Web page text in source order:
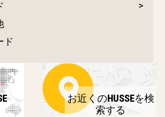
ド
お近くのHUSSEを検
索する